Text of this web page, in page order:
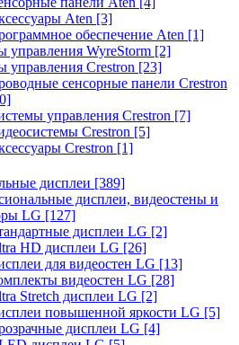
Aten [3]
обеспечение Aten [1]
управления WyreStorm [2]
управления Crestron [23]
сенсорные панели Crestron
управления Crestron [7]
Crestron [5]
Crestron [1]
дисплеи [389]
дисплеи, видеостены и
LG [127]
дисплеи LG [2]
HD дисплеи LG [26]
для видеостен LG [13]
видеостен LG [28]
Stretch дисплеи LG [2]
повышенной яркости LG [5]
дисплеи LG [4]